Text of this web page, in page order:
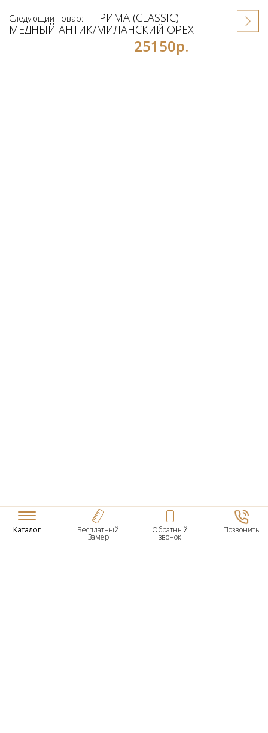
Каталог Бесплатный
Замер
Обратный
звонок
Позвонить
Следующий товар:
ПРИМА (CLASSIC)
МЕДНЫЙ АНТИК/МИЛАНСКИЙ ОРЕХ
25150р.